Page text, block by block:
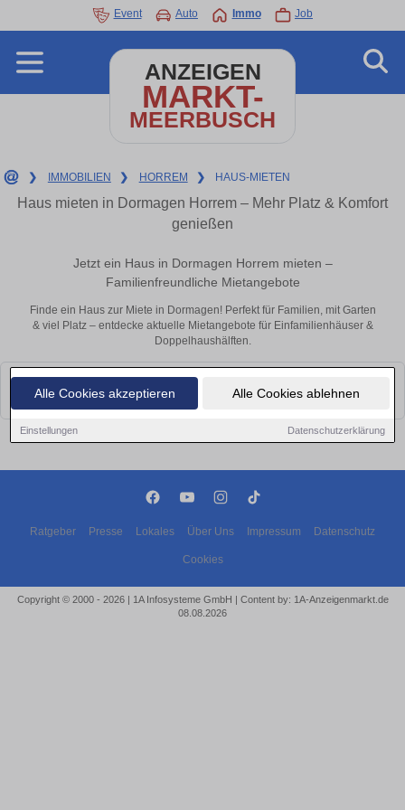
Alle Cookies akzeptieren Alle Cookies ablehnen
Einstellungen Datenschutzerklärung
Event Auto Immo Job
ANZEIGEN
MARKT-
MEERBUSCH
❯ IMMOBILIEN ❯ HORREM ❯ HAUS-MIETEN
Haus mieten in Dormagen Horrem – Mehr Platz & Komfort
genießen
Jetzt ein Haus in Dormagen Horrem mieten –
Familienfreundliche Mietangebote
Finde ein Haus zur Miete in Dormagen! Perfekt für Familien, mit Garten
& viel Platz – entdecke aktuelle Mietangebote für Einfamilienhäuser &
Doppelhaushälften.
Leider konnten wir derzeit keine passenden Objekte finden. Schauen Sie
bald wieder vorbei!
Ratgeber Presse Lokales Über Uns Impressum Datenschutz
Cookies
Copyright © 2000 - 2026 | 1A Infosysteme GmbH | Content by: 1A-Anzeigenmarkt.de
08.08.2026